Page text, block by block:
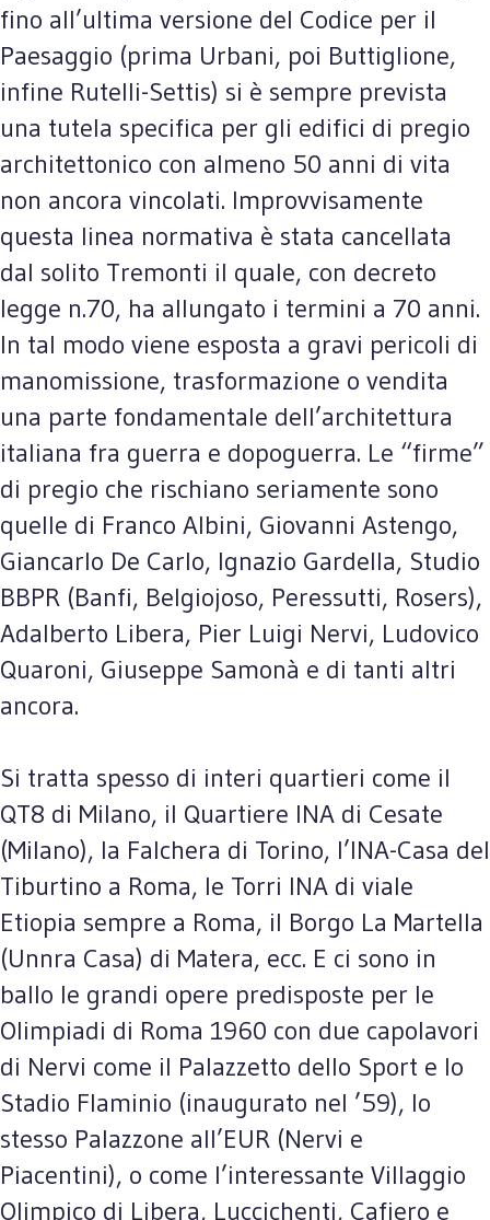
fino all’ultima versione del Codice per il
Paesaggio (prima Urbani, poi Buttiglione,
infine Rutelli-Settis) si è sempre prevista
una tutela specifica per gli edifici di pregio
architettonico con almeno 50 anni di vita
non ancora vincolati. Improvvisamente
questa linea normativa è stata cancellata
dal solito Tremonti il quale, con decreto
legge n.70, ha allungato i termini a 70 anni.
In tal modo viene esposta a gravi pericoli di
manomissione, trasformazione o vendita
una parte fondamentale dell’architettura
italiana fra guerra e dopoguerra. Le “firme”
di pregio che rischiano seriamente sono
quelle di Franco Albini, Giovanni Astengo,
Giancarlo De Carlo, Ignazio Gardella, Studio
BBPR (Banfi, Belgiojoso, Peressutti, Rosers),
Adalberto Libera, Pier Luigi Nervi, Ludovico
Quaroni, Giuseppe Samonà e di tanti altri
ancora.
Si tratta spesso di interi quartieri come il
QT8 di Milano, il Quartiere INA di Cesate
(Milano), la Falchera di Torino, l’INA-Casa del
Tiburtino a Roma, le Torri INA di viale
Etiopia sempre a Roma, il Borgo La Martella
(Unnra Casa) di Matera, ecc. E ci sono in
ballo le grandi opere predisposte per le
Olimpiadi di Roma 1960 con due capolavori
di Nervi come il Palazzetto dello Sport e lo
Stadio Flaminio (inaugurato nel ’59), lo
stesso Palazzone all’EUR (Nervi e
Piacentini), o come l’interessante Villaggio
Olimpico di Libera, Luccichenti, Cafiero e